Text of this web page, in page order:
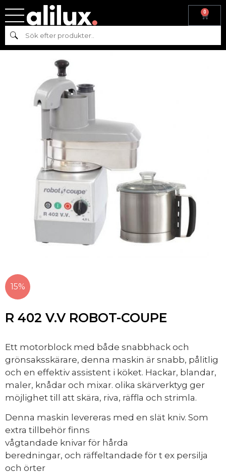
0
Sök
Hem
15%
R 402 V.V ROBOT-COUPE
Ett motorblock med både snabbhack och
grönsaksskärare, denna maskin är snabb, pålitlig
och en effektiv assistent i köket. Hackar, blandar,
maler, knådar och mixar. olika skärverktyg ger
möjlighet till att skära, riva, räffla och strimla.
Denna maskin levereras med en slät kniv. Som
extra tillbehör finns
vågtandade knivar för hårda
beredningar, och räffeltandade för t ex persilja
och örter